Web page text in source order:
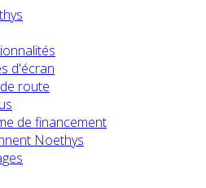
d'écran
route
de financement
Noethys